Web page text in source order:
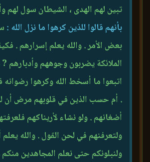
تبين لهم الهدى ، الشيطان سول لهم
بأنهم قالوا للذين كرهوا ما نزل الله :
بعض الأمر . والله يعلم إسرارهم .
الملائكة يضربون وجوههم وأدبارهم ?
اتبعوا ما أسخط الله وكرهوا
. أم حسب الذين في قلوبهم مرض أن
أضغانهم . ولو نشاء لأريناكهم
ولتعرفنهم في لحن القول . والله يعلم
ولنبلونكم حتى نعلم المجاهدين منكم